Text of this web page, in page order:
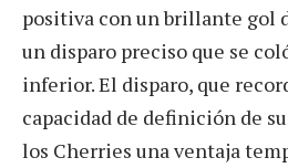
positiva con un brillante gol
un disparo preciso que se
inferior. El disparo, que
capacidad de definición de
los Cherries una ventaja